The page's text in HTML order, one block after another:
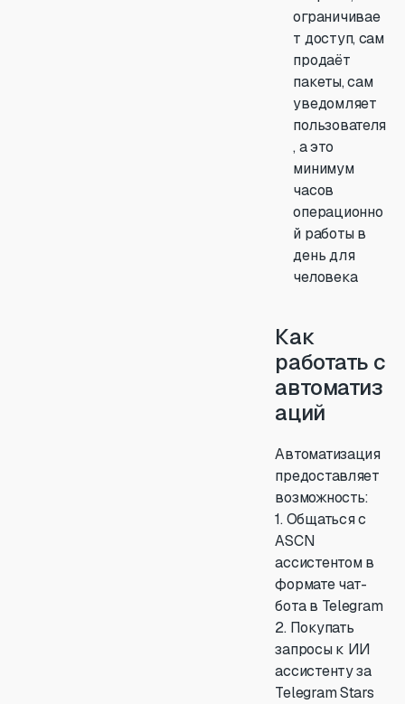
ограничивае
т доступ, сам
продаёт
пакеты, сам
уведомляет
пользователя
, а это
минимум
часов
операционно
й работы в
день для
человека
Как
работать с
автоматиз
аций
Автоматизация
предоставляет
возможность:
1. Общаться с
ASCN
ассистентом в
формате чат-
бота в Telegram
2. Покупать
запросы к ИИ
ассистенту за
Telegram Stars